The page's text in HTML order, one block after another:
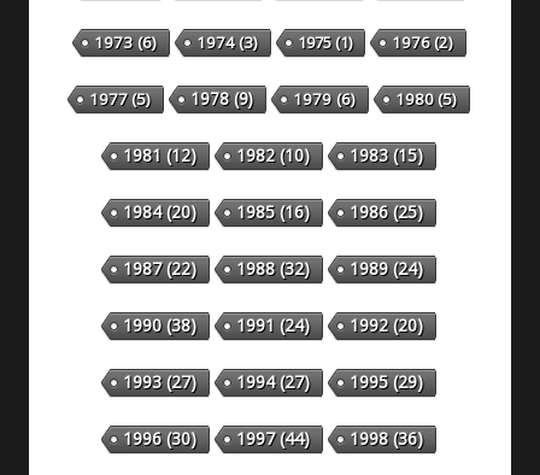
1973(6) 1974(3) 1975(1) 1976(2)
1977(5) 1978(9) 1979(6) 1980(5)
1981 (12) 1982(10) 1983(15)
1984(20) 1985(16) 1986(25)
1987(22) 1988(32) 1989(24)
1990(38) 1991 (24) 1992(20)
1993(27) 1994(27) 1995(29)
1996(30) 1997(44) 1998(36)